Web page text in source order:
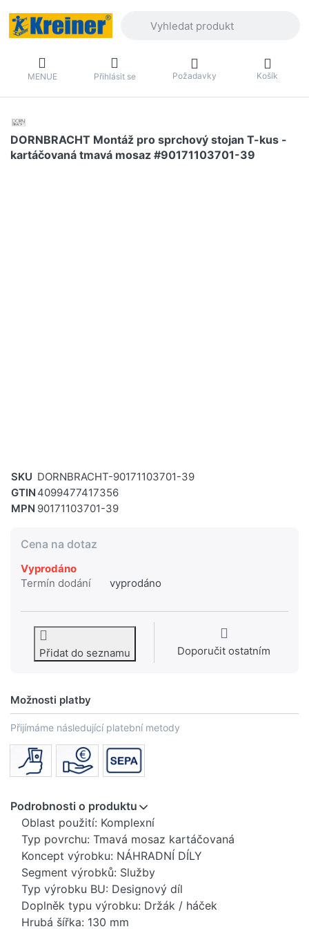
MENUE Přihlásit se Požadavky Košík
DORNBRACHT Montáž pro sprchový stojan T-kus -
kartáčovaná tmavá mosaz #90171103701-39
SKU DORNBRACHT-90171103701-39
GTIN 4099477417356
MPN 90171103701-39
Cena na dotaz
Vyprodáno
Termín dodání
vyprodáno
Přidat do seznamu Doporučit ostatním
Možnosti platby
Přijímáme následující platební metody
Podrobnosti o produktu
Oblast použití: Komplexní
Typ povrchu: Tmavá mosaz kartáčovaná
Koncept výrobku: NÁHRADNÍ DÍLY
Segment výrobků: Služby
Typ výrobku BU: Designový díl
Doplněk typu výrobku: Držák / háček
Hrubá šířka: 130 mm